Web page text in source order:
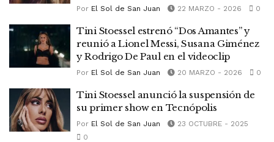
Por El Sol de San Juan 22 MARZO - 2026 0
Tini Stoessel estrenó “Dos Amantes” y
reunió a Lionel Messi, Susana Giménez
y Rodrigo De Paul en el videoclip
Por El Sol de San Juan 20 MARZO - 2026 0
Tini Stoessel anunció la suspensión de
su primer show en Tecnópolis
Por El Sol de San Juan
23 OCTUBRE - 2025
0